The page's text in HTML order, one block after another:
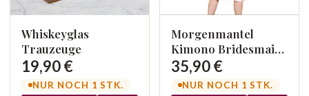
Whiskeyglas
Trauzeuge
19,90 €
NUR NOCH 1 STK.
Morgenmantel
Kimono Bridesmaid
L
35,90 €
NUR NOCH 1 STK.